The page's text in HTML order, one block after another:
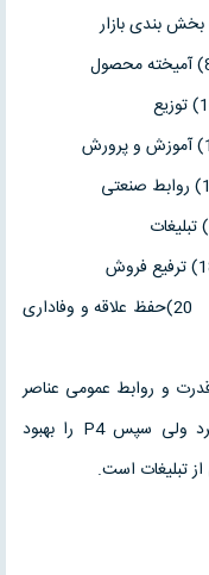
19) خدمات بعد از فروش 20)حفظ علاقه و وفاداری
عامل قدرت و روابط عمومی عناصر
آمیخته بازاریابی را به شش عنصر تقسیم کرد ولی سپس P4 را بهبود
تبلیغات است.